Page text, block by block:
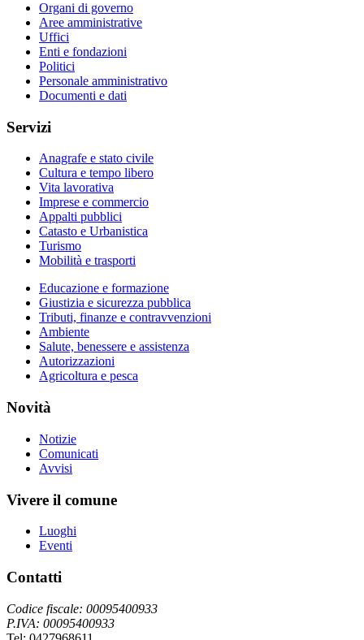
Organi di governo
Aree amministrative
Uffici
Enti e fondazioni
Politici
Personale amministrativo
Documenti e dati
Servizi
Anagrafe e stato civile
Cultura e tempo libero
Vita lavorativa
Imprese e commercio
Appalti pubblici
Catasto e Urbanistica
Turismo
Mobilità e trasporti
Educazione e formazione
Giustizia e sicurezza pubblica
Tributi, finanze e contravvenzioni
Ambiente
Salute, benessere e assistenza
Autorizzazioni
Agricoltura e pesca
Novità
Notizie
Comunicati
Avvisi
Vivere il comune
Luoghi
Eventi
Contatti
Codice fiscale: 00095400933
P.IVA: 00095400933